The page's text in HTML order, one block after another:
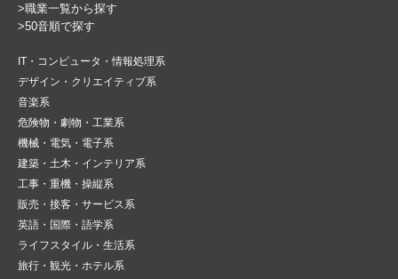
>職業一覧から探す
>50音順で探す
IT・コンピュータ・情報処理系
デザイン・クリエイティブ系
音楽系
危険物・劇物・工業系
機械・電気・電子系
建築・土木・インテリア系
工事・重機・操縦系
販売・接客・サービス系
英語・国際・語学系
ライフスタイル・生活系
旅行・観光・ホテル系